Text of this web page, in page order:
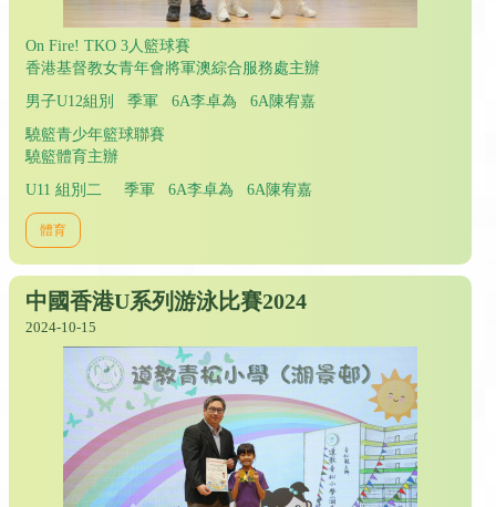
On Fire! TKO 3人籃球賽
香港基督教女青年會將軍澳綜合服務處主辦
男子U12組別 季軍 6A李卓為 6A陳宥嘉
驍籃青少年籃球聯賽
驍籃體育主辦
U11 組別二 季軍 6A李卓為 6A陳宥嘉
體育
中國香港U系列游泳比賽2024
2024-10-15